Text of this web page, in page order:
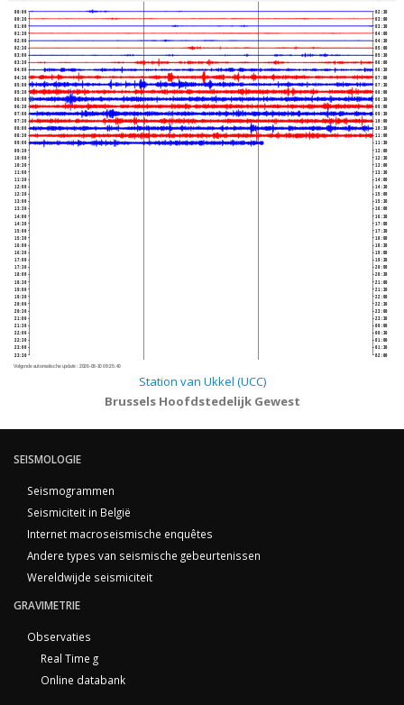
00:00
00:30
01:00
01:30
02:00
02:30
03:00
03:30
04:00
04:30
05:00
05:30
06:00
06:30
07:00
07:30
08:00
08:30
09:00
09:30
10:00
10:30
11:00
11:30
12:00
12:30
13:00
13:30
14:00
14:30
15:00
15:30
16:00
16:30
17:00
17:30
18:00
18:30
19:00
19:30
20:00
20:30
21:00
21:30
22:00
22:30
23:00
23:30
02:30
03:00
03:30
04:00
04:30
05:00
05:30
06:00
06:30
07:00
07:30
08:00
08:30
09:00
09:30
10:00
10:30
11:00
11:30
12:00
12:30
13:00
13:30
14:00
14:30
15:00
15:30
16:00
16:30
17:00
17:30
18:00
18:30
19:00
19:30
20:00
20:30
21:00
21:30
22:00
22:30
23:00
23:30
00:00
00:30
01:00
01:30
02:00
Volgende automatische update : 2026-08-10 09:25:40
Station van Ukkel (UCC)
Brussels Hoofdstedelijk Gewest
SEISMOLOGIE
Seismogrammen
Seismiciteit in België
Internet macroseismische enquêtes
Andere types van seismische gebeurtenissen
Wereldwijde seismiciteit
GRAVIMETRIE
Observaties
Real Time g
Online databank